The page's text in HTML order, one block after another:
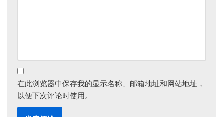
在此浏览器中保存我的显示名称、邮箱地址和网站地址，
以便下次评论时使用。